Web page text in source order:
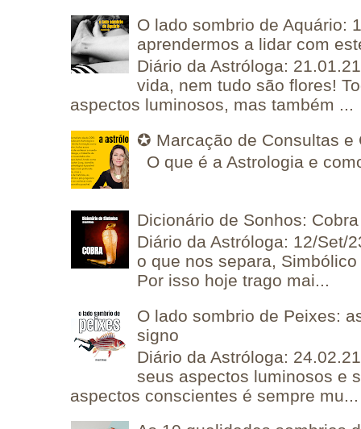
O lado sombrio de Aquário:
aprendermos a lidar com
Diário da Astróloga:
vida, nem tudo são flores!
aspectos luminosos, mas também ...
✪ Marcação de Consultas e
O que é a Astrologia e
Dicionário de Sonhos: Cobra
Diário da Astróloga: 12/Set/
o que nos separa,
Por isso hoje trago mai...
O lado sombrio de Peixes:
signo
Diário da Astróloga:
seus aspectos luminosos e
aspectos conscientes é sempre mu...